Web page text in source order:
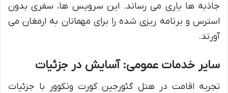
جاذبه ها یاری می رساند. این سرویس ها، سفری بدون
استرس و برنامه ریزی شده را برای مهمانان به ارمغان می
آورند.
سایر خدمات عمومی: آسایش در جزئیات
تجربه اقامت در هتل گئورجین کورت ونکوور با جزئیات